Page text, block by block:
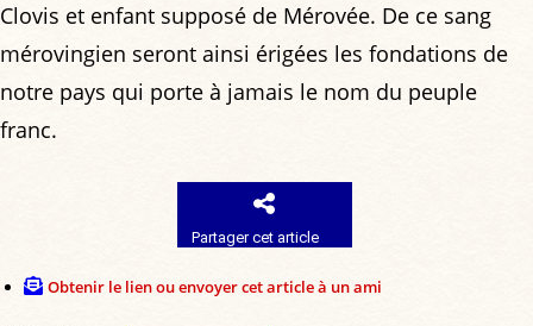
Clovis et enfant supposé de Mérovée. De ce sang
mérovingien seront ainsi érigées les fondations de
notre pays qui porte à jamais le nom du peuple
franc.
Partager cet article
Obtenir le lien ou envoyer cet article à un ami